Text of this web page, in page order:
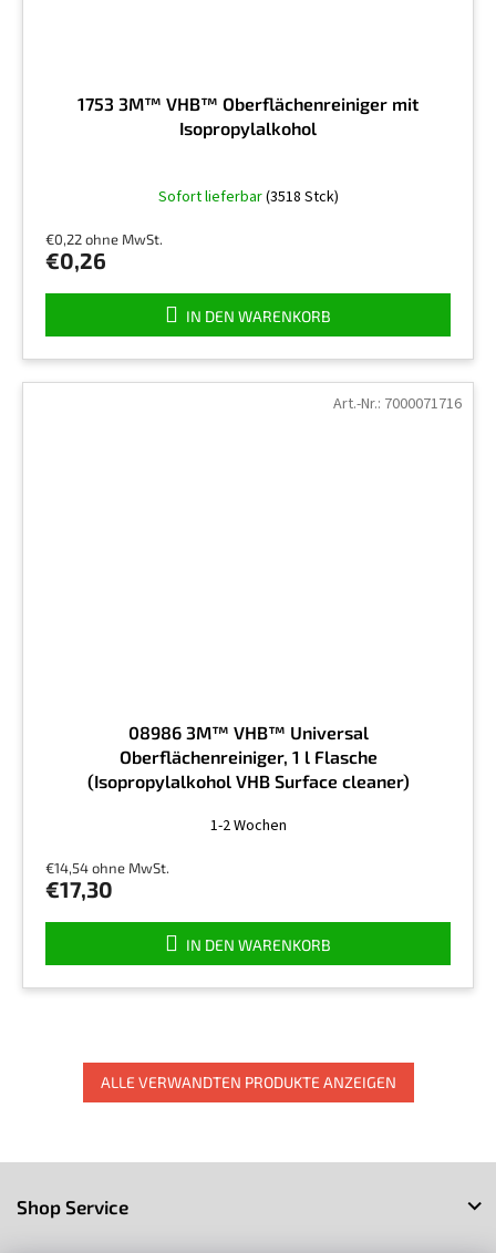
1753 3M™ VHB™ Oberflächenreiniger mit
Isopropylalkohol
durchschnittliche
von
5
Sternen.
Sofort lieferbar(3518 Stck)
€0,22 ohne MwSt.
€0,26
IN DEN WARENKORB
08986 3M™ VHB™ Universal
Oberflächenreiniger, 1 l Flasche
(Isopropylalkohol VHB Surface cleaner)
Die
durchschnittliche
von
5
Sternen.
1-2 Wochen
€14,54 ohne MwSt.
€17,30
IN DEN WARENKORB
Art.-Nr.: 7000071716
ALLE VERWANDTEN PRODUKTE ANZEIGEN
Shop Service